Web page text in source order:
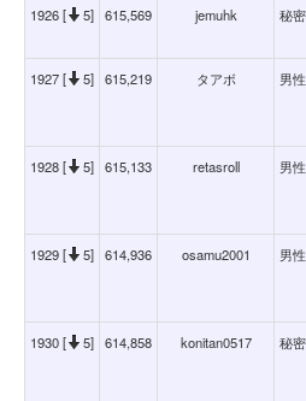
1926 [ 5] 615,569 jemuhk 秘密
1927 [ 5] 615,219 タアボ 男性
1928 [ 5] 615,133 retasroll 男性
1929 [ 5] 614,936 osamu2001 男性
1930 [ 5] 614,858 konitan0517 秘密